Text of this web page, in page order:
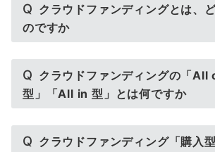
Q クラウドファンディングとは、
のですか
Q クラウドファンディングの「
型」「All in 型」とは何ですか
Q クラウドファンディング「購入